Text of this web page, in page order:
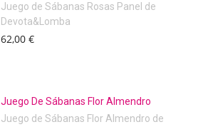
Juego de Sábanas Rosas Panel de
Devota&Lomba
62,00 €
Juego De Sábanas Flor Almendro
Juego de Sábanas Flor Almendro de